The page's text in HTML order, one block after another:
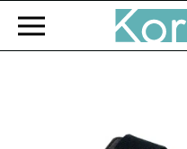
Zum Hauptinhalt springen